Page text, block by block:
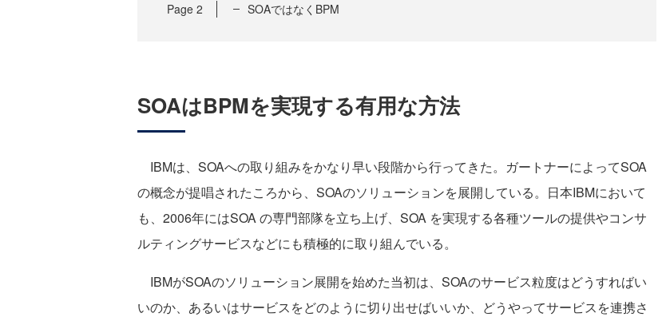
Page 2 SOAではなくBPM
SOAはBPMを実現する有用な方法
IBMは、SOAへの取り組みをかなり早い段階から行ってきた。ガートナーによってSOA
の概念が提唱されたころから、SOAのソリューションを展開している。日本IBMにおいて
も、2006年にはSOA の専門部隊を立ち上げ、SOA を実現する各種ツールの提供やコンサ
ルティングサービスなどにも積極的に取り組んでいる。
IBMがSOAのソリューション展開を始めた当初は、SOAのサービス粒度はどうすればい
いのか、あるいはサービスをどのように切り出せばいいか、どうやってサービスを連携さ